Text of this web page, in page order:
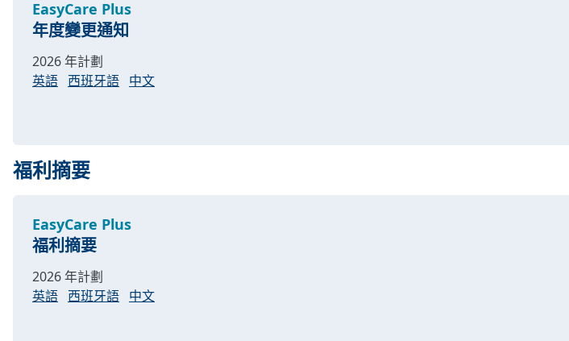
EasyCare Plus
年度變更通知
2026 年計劃
英語 西班牙語 中文
福利摘要
EasyCare Plus
福利摘要
2026 年計劃
英語 西班牙語 中文